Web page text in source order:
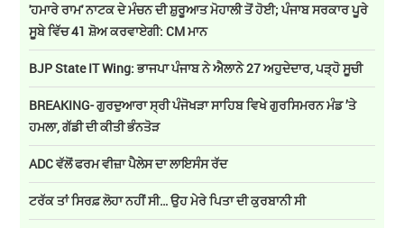
'ਹਮਾਰੇ ਰਾਮ' ਨਾਟਕ ਦੇ ਮੰਚਨ ਦੀ ਸ਼ੁਰੂਆਤ ਮੋਹਾਲੀ ਤੋਂ ਹੋਈ; ਪੰਜਾਬ ਸਰਕਾਰ ਪੂਰੇ
ਸੂਬੇ ਵਿੱਚ 41 ਸ਼ੋਅ ਕਰਵਾਏਗੀ: CM ਮਾਨ
BJP State IT Wing: ਭਾਜਪਾ ਪੰਜਾਬ ਨੇ ਐਲਾਨੇ 27 ਅਹੁਦੇਦਾਰ, ਪੜ੍ਹੋ ਸੂਚੀ
BREAKING- ਗੁਰਦੁਆਰਾ ਸ੍ਰੀ ਪੰਜੋਖੜਾ ਸਾਹਿਬ ਵਿਖੇ ਗੁਰਸਿਮਰਨ ਮੰਡ ’ਤੇ
ਹਮਲਾ, ਗੱਡੀ ਦੀ ਕੀਤੀ ਭੰਨਤੋੜ
ADC ਵੱਲੋਂ ਫਰਮ ਵੀਜ਼ਾ ਪੈਲੇਸ ਦਾ ਲਾਇਸੰਸ ਰੱਦ
ਟਰੱਕ ਤਾਂ ਸਿਰਫ਼ ਲੋਹਾ ਨਹੀਂ ਸੀ… ਉਹ ਮੇਰੇ ਪਿਤਾ ਦੀ ਕੁਰਬਾਨੀ ਸੀ